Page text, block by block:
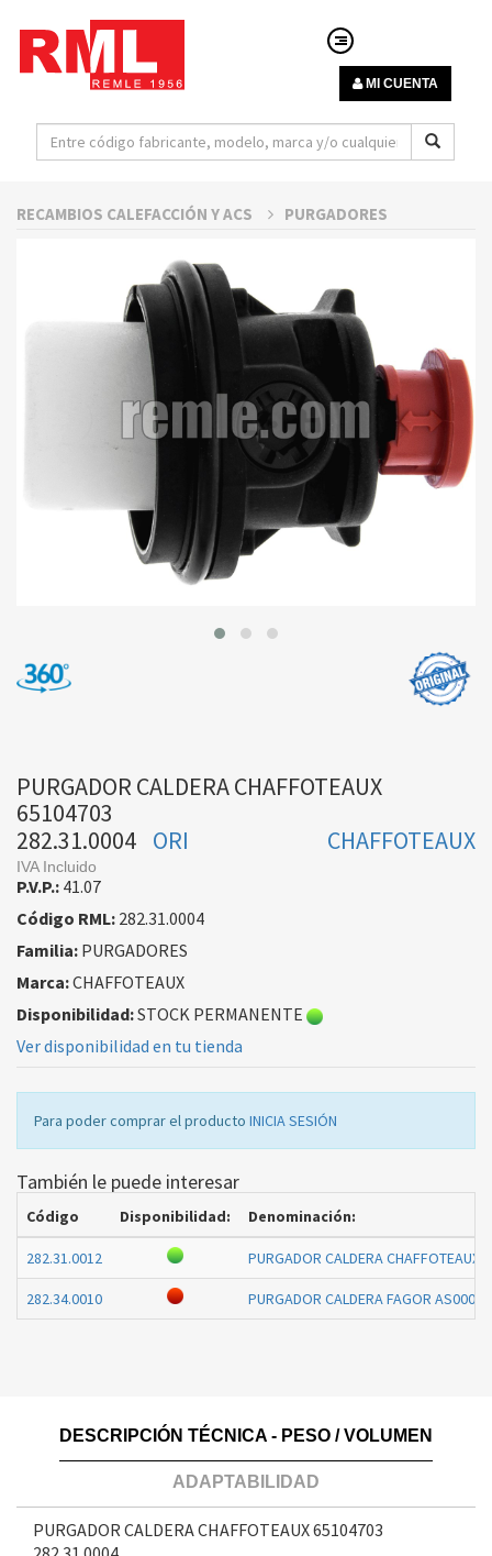
MI CUENTA
RECAMBIOS CALEFACCIÓN Y ACS PURGADORES
PURGADOR CALDERA CHAFFOTEAUX
65104703
282.31.0004
CHAFFOTEAUX
ORI
IVA Incluido
P.V.P.: 41.07
Código RML: 282.31.0004
Familia: PURGADORES
Marca:CHAFFOTEAUX
Disponibilidad:STOCK PERMANENTE
Ver disponibilidad en tu tienda
Para poder comprar el producto INICIA SESIÓN
También le puede interesar
Código Disponibilidad: Denominación:
282.31.0012 PURGADOR CALDERA CHAFFOTEAUX
282.34.0010 PURGADOR CALDERA FAGOR
DESCRIPCIÓN TÉCNICA - PESO / VOLUMEN
ADAPTABILIDAD
PURGADOR CALDERA CHAFFOTEAUX 65104703